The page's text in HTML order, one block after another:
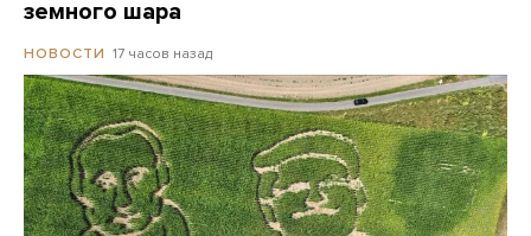
земного шара
НОВОСТИ 17 часов назад